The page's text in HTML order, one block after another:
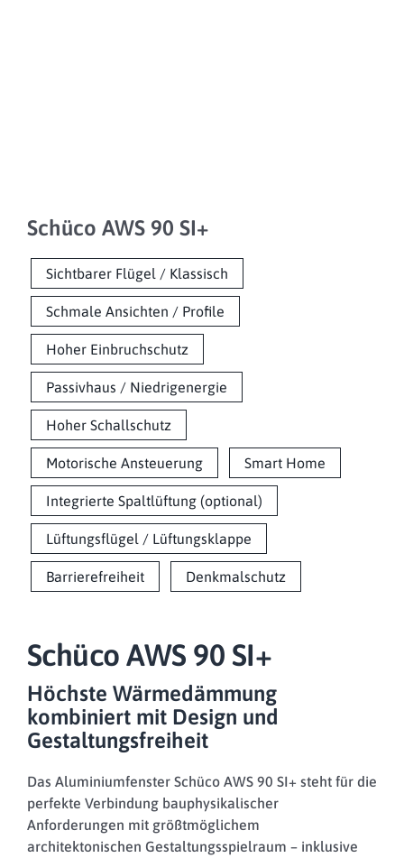
Schüco AWS 90 SI+
Sichtbarer Flügel / Klassisch
Schmale Ansichten / Profile
Hoher Einbruchschutz
Passivhaus / Niedrigenergie
Hoher Schallschutz
Motorische Ansteuerung Smart Home
Integrierte Spaltlüftung (optional)
Lüftungsflügel / Lüftungsklappe
Barrierefreiheit Denkmalschutz
Schüco AWS 90 SI+
Höchste Wärmedämmung
kombiniert mit Design und
Gestaltungsfreiheit
Das Aluminiumfenster Schüco AWS 90 SI+ steht für die
perfekte Verbindung bauphysikalischer
Anforderungen mit größtmöglichem
architektonischen Gestaltungsspielraum – inklusive